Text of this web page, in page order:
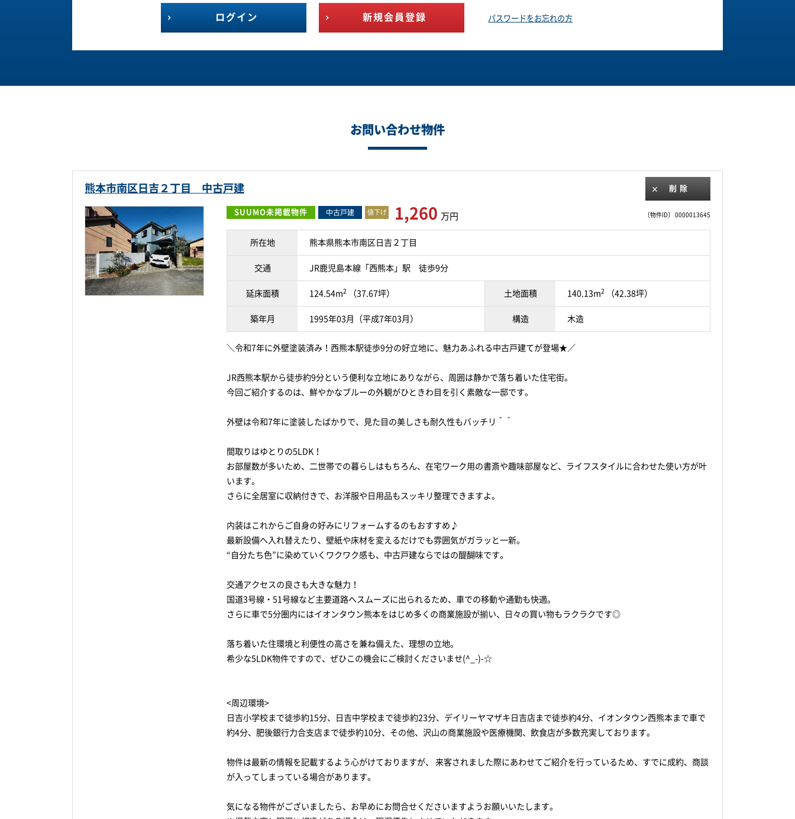
ログイン 新規会員登録 パスワードをお忘れの方
お問い合わせ物件
熊本市南区日吉２丁目 中古戸建 削除
〔物件ID〕 0000013645
SUUMO未掲載物件 中古戸建 値下げ 1,260 万円
所在地 熊本県熊本市南区日吉２丁目
交通 JR鹿児島本線「西熊本」駅 徒歩9分
延床面積 124.54m2 （37.67坪） 土地面積 140.13m2 （42.38坪）
築年月 1995年03月（平成7年03月） 構造 木造
＼令和7年に外壁塗装済み！西熊本駅徒歩9分の好立地に、魅力あふれる中古戸建てが登場★／
JR西熊本駅から徒歩約9分という便利な立地にありながら、周囲は静かで落ち着いた住宅街。
今回ご紹介するのは、鮮やかなブルーの外観がひときわ目を引く素敵な一邸です。
外壁は令和7年に塗装したばかりで、見た目の美しさも耐久性もバッチリ＾＾
間取りはゆとりの5LDK！
お部屋数が多いため、二世帯での暮らしはもちろん、在宅ワーク用の書斎や趣味部屋など、ライフスタイルに合わせた使い方が叶
います。
さらに全居室に収納付きで、お洋服や日用品もスッキリ整理できますよ。
内装はこれからご自身の好みにリフォームするのもおすすめ♪
最新設備へ入れ替えたり、壁紙や床材を変えるだけでも雰囲気がガラッと一新。
“自分たち色”に染めていくワクワク感も、中古戸建ならではの醍醐味です。
交通アクセスの良さも大きな魅力！
国道3号線・51号線など主要道路へスムーズに出られるため、車での移動や通勤も快適。
さらに車で5分圏内にはイオンタウン熊本をはじめ多くの商業施設が揃い、日々の買い物もラクラクです◎
落ち着いた住環境と利便性の高さを兼ね備えた、理想の立地。
希少な5LDK物件ですので、ぜひこの機会にご検討くださいませ(^_-)-☆
<周辺環境>
日吉小学校まで徒歩約15分、日吉中学校まで徒歩約23分、デイリーヤマザキ日吉店まで徒歩約4分、イオンタウン西熊本まで車で
約4分、肥後銀行力合支店まで徒歩約10分、その他、沢山の商業施設や医療機関、飲食店が多数充実しております。
物件は最新の情報を記載するよう心がけておりますが、 来客されました際にあわせてご紹介を行っているため、すでに成約、商談
が入ってしまっている場合があります。
気になる物件がございましたら、お早めにお問合せくださいますようお願いいたします。